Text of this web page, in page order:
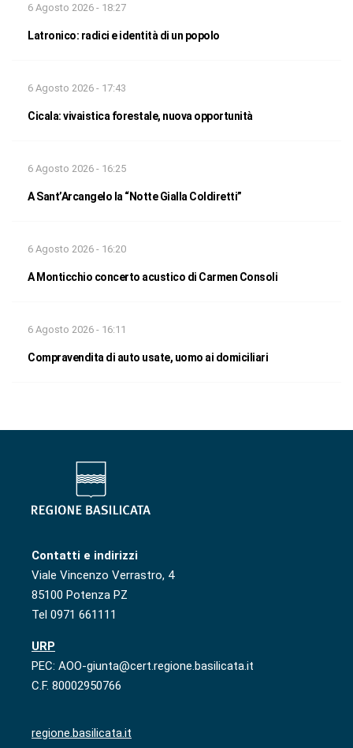
6 Agosto 2026 - 18:27
Latronico: radici e identità di un popolo
6 Agosto 2026 - 17:43
Cicala: vivaistica forestale, nuova opportunità
6 Agosto 2026 - 16:25
A Sant’Arcangelo la “Notte Gialla Coldiretti”
6 Agosto 2026 - 16:20
A Monticchio concerto acustico di Carmen Consoli
6 Agosto 2026 - 16:11
Compravendita di auto usate, uomo ai domiciliari
Contatti e indirizzi
Viale Vincenzo Verrastro, 4
85100 Potenza PZ
Tel 0971 661111
URP
PEC: AOO-giunta@cert.regione.basilicata.it
C.F. 80002950766
regione.basilicata.it